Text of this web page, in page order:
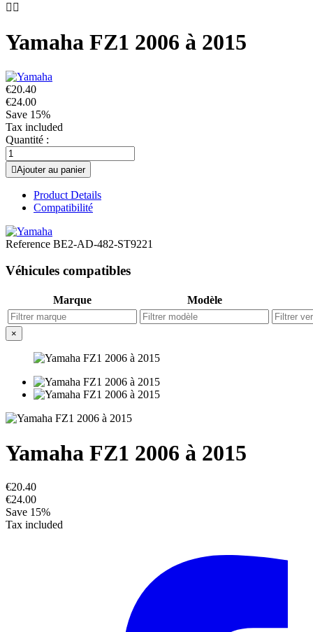
 
Yamaha FZ1 2006 à 2015
€20.40
€24.00
Save 15%
Tax included
Quantité :
Ajouter au panier
Product Details
Compatibilité
Reference BE2-AD-482-ST9221
Véhicules compatibles
Marque Modèle
×
Yamaha FZ1 2006 à 2015
€20.40
€24.00
Save 15%
Tax included